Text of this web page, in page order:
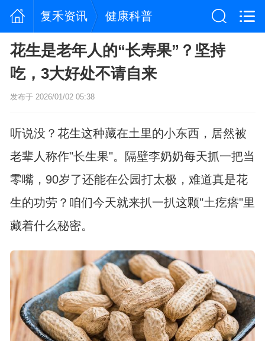
复禾资讯 健康科普
花生是老年人的“长寿果”？坚持
吃，3大好处不请自来
发布于 2026/01/02 05:38
听说没？花生这种藏在土里的小东西，居然被
老辈人称作"长生果"。隔壁李奶奶每天抓一把当
零嘴，90岁了还能在公园打太极，难道真是花
生的功劳？咱们今天就来扒一扒这颗"土疙瘩"里
藏着什么秘密。